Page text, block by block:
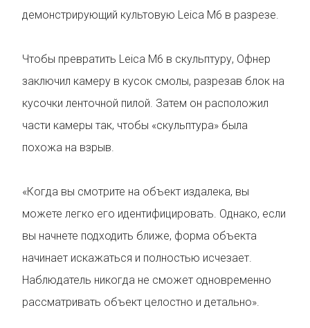
демонстрирующий культовую Leica M6 в разрезе.
Чтобы превратить Leica M6 в скульптуру, Офнер
заключил камеру в кусок смолы, разрезав блок на
кусочки ленточной пилой. Затем он расположил
части камеры так, чтобы «скульптура» была
похожа на взрыв.
«Когда вы смотрите на объект издалека, вы
можете легко его идентифицировать. Однако, если
вы начнете подходить ближе, форма объекта
начинает искажаться и полностью исчезает.
Наблюдатель никогда не сможет одновременно
рассматривать объект целостно и детально».